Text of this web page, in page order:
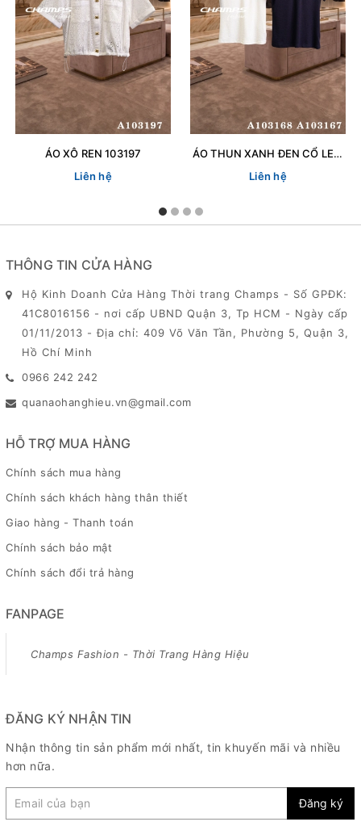
ÁO XÔ REN 103197
Liên hệ
ÁO THUN XANH ĐEN CỔ LEN 103167
Liên hệ
THÔNG TIN CỬA HÀNG
Hộ Kinh Doanh Cửa Hàng Thời trang Champs - Số GPĐK:
41C8016156 - nơi cấp UBND Quận 3, Tp HCM - Ngày cấp
01/11/2013 - Địa chỉ: 409 Võ Văn Tần, Phường 5, Quận 3,
Hồ Chí Minh
0966 242 242
quanaohanghieu.vn@gmail.com
HỖ TRỢ MUA HÀNG
Chính sách mua hàng
Chính sách khách hàng thân thiết
Giao hàng - Thanh toán
Chính sách bảo mật
Chính sách đổi trả hàng
FANPAGE
Champs Fashion - Thời Trang Hàng Hiệu
ĐĂNG KÝ NHẬN TIN
Nhận thông tin sản phẩm mới nhất, tin khuyến mãi và nhiều
hơn nữa.
Đăng ký